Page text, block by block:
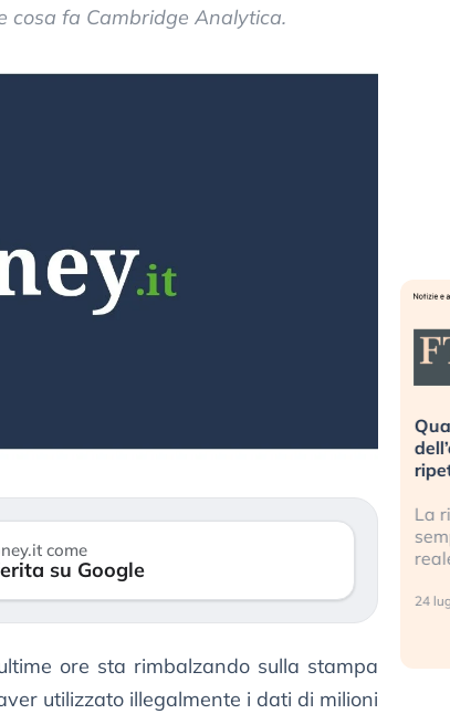
cosa fa Cambridge Analytica.
come
su Google
ore sta rimbalzando sulla stampa
utilizzato illegalmente i dati di milioni
il
in preda al panico dopo lo scoppio
Kospi, mentre gli investitori retail (…)
30 luglio 2026
La
24